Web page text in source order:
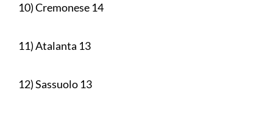
10) Cremonese 14
11) Atalanta 13
12) Sassuolo 13